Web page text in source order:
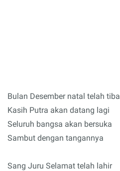
Bulan Desember natal telah tiba
Kasih Putra akan datang lagi
Seluruh bangsa akan bersuka
Sambut dengan tangannya
Sang Juru Selamat telah lahir